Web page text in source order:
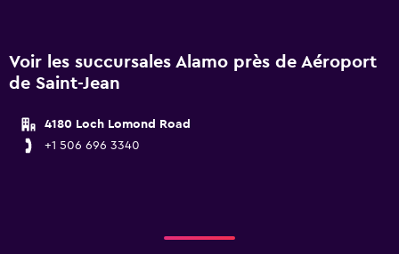
Voir les succursales Alamo près de Aéroport
de Saint-Jean
4180 Loch Lomond Road
+1 506 696 3340